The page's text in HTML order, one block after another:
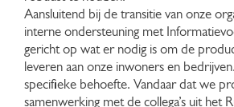
Aansluitend bij de transitie van onze
interne ondersteuning met
gericht op wat er nodig is om de
leveren aan onze inwoners en
specifieke behoefte. Vandaar dat we
samenwerking met de collega’s uit het